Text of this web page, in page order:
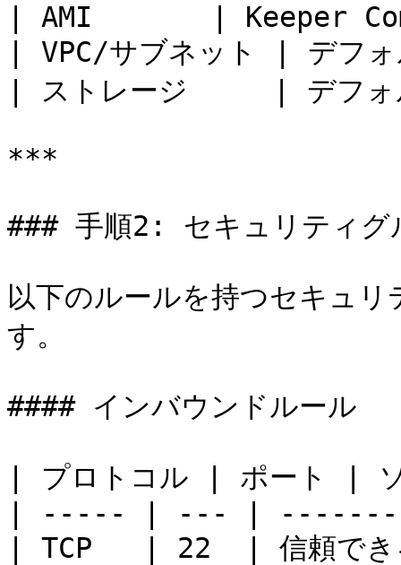
| AMI       | Keeper
| VPC/サブネット | デフ
| ストレージ     | デ
***
### 手順2: セキュリティグ
以下のルールを持つセキュ
す。
#### インバウンドルール
| プロトコル | ポー
| ----- | --- |
| TCP   | 22  | 信頼でき